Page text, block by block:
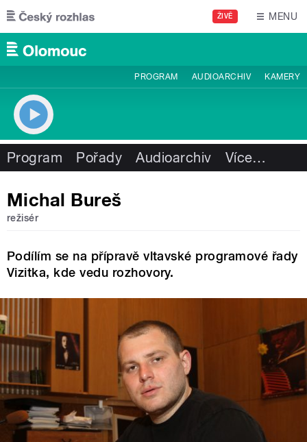
Přejít k hlavnímu obsahu
ŽIVĚ MENU
PROGRAM AUDIOARCHIV KAMERY
Program Pořady Audioarchiv Více…
Michal Bureš
režisér
Podílím se na přípravě vltavské programové řady
Vizitka, kde vedu rozhovory.